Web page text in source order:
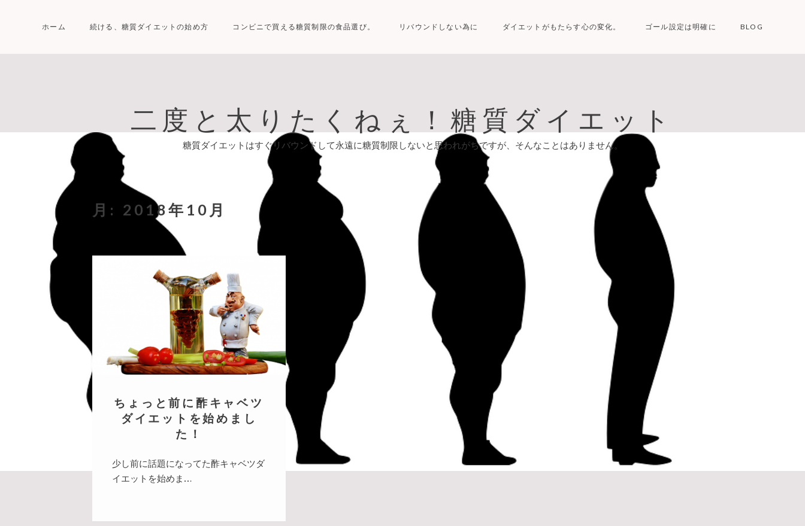
ホーム 続ける、糖質ダイエットの始め方 コンビニで買える糖質制限の食品選び。 リバウンドしない為に ダイエットがもたらす心の変化。 ゴール設定は明確に BLOG
二度と太りたくねぇ！糖質ダイエット
糖質ダイエットはすぐリバウンドして永遠に糖質制限しないと思われがちですが、そんなことはありません。
月: 2018年10月
ちょっと前に酢キャベツ
ダイエットを始めまし
た！
少し前に話題になってた酢キャベツダ
イエットを始めま…